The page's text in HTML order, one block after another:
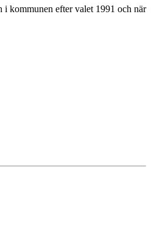
i kommunen efter valet 1991 och när